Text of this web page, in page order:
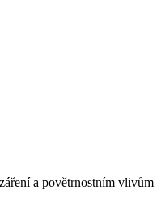
a povětrnostním vlivům